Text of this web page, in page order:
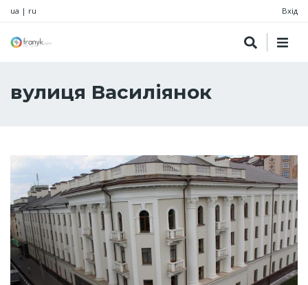
ua | ru Вхід
вулиця Василіянок